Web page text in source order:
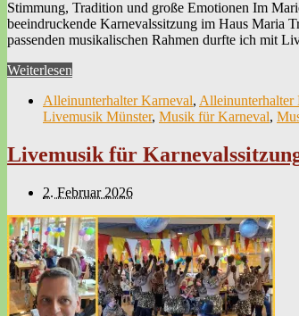
Stimmung, Tradition und große Emotionen Im
beeindruckende Karnevalssitzung im Haus Maria
passenden musikalischen Rahmen durfte ich mit
Weiterlesen
Alleinunterhalter Karneval, Alleinunterhalter
Livemusik Münster, Musik für Karneval,
Livemusik für
2. Februar 2026